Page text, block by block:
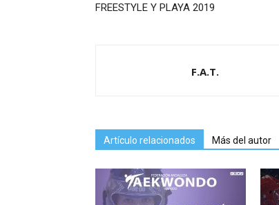
FREESTYLE Y PLAYA 2019
F.A.T.
Artículo relacionados Más del autor